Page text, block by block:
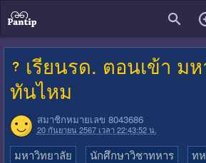
เรียนรด. ตอนเข้า ม
ทันไหม
สมาชิกหมายเลข 8043686
20 กันยายน 2567 เวลา 22:43:52 น.
มหาวิทยาลัย นักศึกษาวิชาทหาร
ท